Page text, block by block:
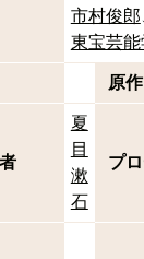
市村俊郎
東宝芸能
原作
夏
目
漱
石
プ